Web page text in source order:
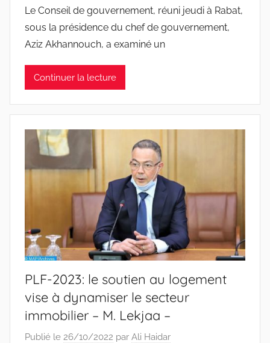
Le Conseil de gouvernement, réuni jeudi à Rabat,
sous la présidence du chef de gouvernement,
Aziz Akhannouch, a examiné un
Continuer la lecture
PLF-2023: le soutien au logement
vise à dynamiser le secteur
immobilier – M. Lekjaa –
Publié le 26/10/2022 par Ali Haidar